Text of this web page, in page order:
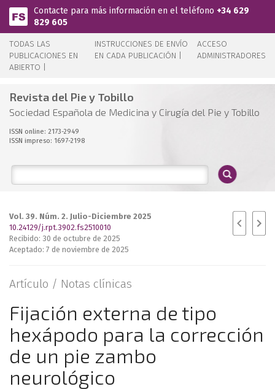
Pasar al contenido principal
Contacte para más información en el teléfono +34 629
829 605
TODAS LAS
PUBLICACIONES EN
ABIERTO |
INSTRUCCIONES DE ENVÍO
EN CADA PUBLICACIÓN |
ACCESO
ADMINISTRADORES
Revista del Pie y Tobillo
Sociedad Española de Medicina y Cirugía del Pie y Tobillo
ISSN online: 2173-2949
ISSN impreso: 1697-2198
Vol. 39. Núm. 2. Julio-Diciembre 2025
10.24129/j.rpt.3902.fs2510010
Recibido: 30 de octubre de 2025
Aceptado: 7 de noviembre de 2025
Artículo / Notas clínicas
Fijación externa de tipo
hexápodo para la corrección
de un pie zambo
neurológico